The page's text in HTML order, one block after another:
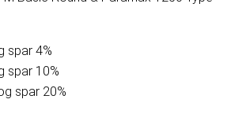
spar 4%
spar 10%
spar 20%